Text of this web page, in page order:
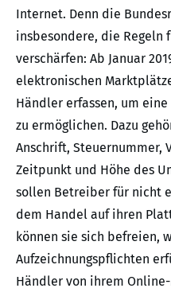
Internet. Denn die
insbesondere, die Regeln
verschärfen: Ab Januar
elektronischen
Händler erfassen, um
zu ermöglichen. Dazu
Anschrift, Steuernummer,
Zeitpunkt und Höhe des
sollen Betreiber für nicht
dem Handel auf ihren
können sie sich befreien,
Aufzeichnungspflichten
Händler von ihrem